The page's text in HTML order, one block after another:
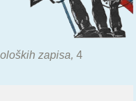
zapisa,4